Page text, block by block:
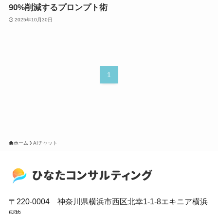
90%削減するプロンプト術
2025年10月30日
1
ホーム AIチャット
〒220-0004 神奈川県横浜市西区北幸1-1-8エキニア横浜